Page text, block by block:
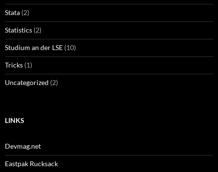
Stata (2)
Statistics (2)
Studium an der LSE (10)
Tricks (1)
Uncategorized (2)
LINKS
Devmag.net
Eastpak Rucksack